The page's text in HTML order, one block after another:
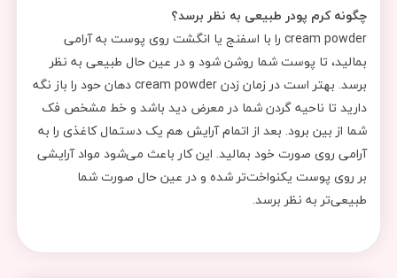
چگونه کرم پودر طبیعی به نظر برسد؟
cream powder را با اسفنج یا انگشت روی پوست به آرامی
بمالید، تا پوست شما روشن شود و در عین حال طبیعی به نظر
برسد. بهتر است در زمان زدن cream powder دهان حود را باز نگه
دارید تا ناحیه گردن شما در معرض دید باشد و خط مشخص فک
شما از بین برود. بعد از اتمام آرایش هم یک دستمال کاغذی را به
آرامی روی صورت خود بمالید. این کار باعث می‌شود مواد آرایشی
بر روی پوست یکنواخت‌تر شده و در عین حال صورت شما
طبیعی‌تر به نظر برسد.